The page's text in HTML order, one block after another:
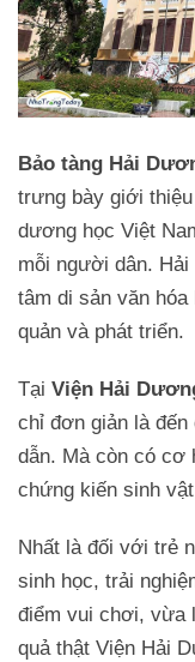
Bảo tàng Hải
trưng bày giới
dương học Việt
mỗi người dân.
tâm di sản văn hóa
quản và phát triển.
Tại Viện Hải
chỉ đơn giản là
dẫn. Mà còn có cơ
chứng kiến sinh
Nhất là đối với trẻ
sinh học, trải
điểm vui chơi, vừa
quả thật Viện Hải